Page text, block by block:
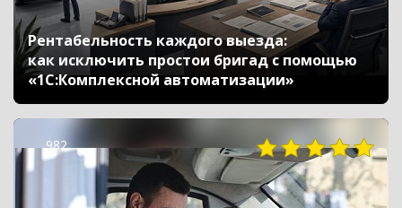
Рентабельность каждого выезда:
как исключить простои бригад с помощью
«1С:Комплексной автоматизации»
982